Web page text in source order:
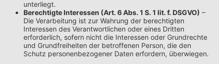
unterliegt.
Berechtigte Interessen (Art. 6 Abs. 1 S. 1 lit. f. DSGVO) –
Die Verarbeitung ist zur Wahrung der berechtigten
Interessen des Verantwortlichen oder eines Dritten
erforderlich, sofern nicht die Interessen oder Grundrechte
und Grundfreiheiten der betroffenen Person, die den
Schutz personenbezogener Daten erfordern, überwiegen.